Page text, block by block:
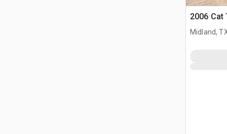
2006 Cat
Midland,